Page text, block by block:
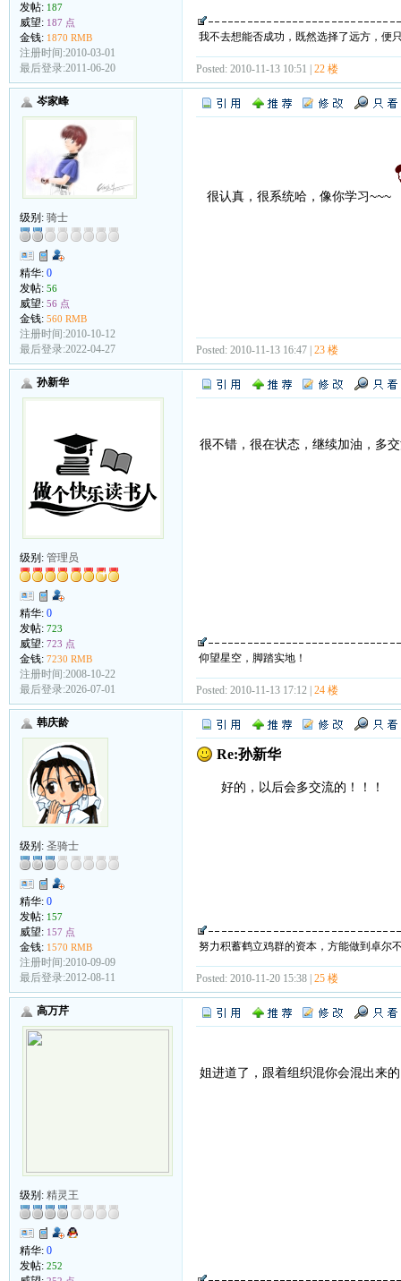
发帖: 187
威望: 187 点
金钱: 1870 RMB
注册时间:2010-03-01
最后登录:2011-06-20
我不去想能否成功，既然选择了远方，便
Posted: 2010-11-13 10:51 | 22 楼
岑家峰
级别: 骑士
精华: 0
发帖: 56
威望: 56 点
金钱: 560 RMB
注册时间:2010-10-12
最后登录:2022-04-27
很认真，很系统哈，像你学习~~~
Posted: 2010-11-13 16:47 | 23 楼
孙新华
级别: 管理员
精华: 0
发帖: 723
威望: 723 点
金钱: 7230 RMB
注册时间:2008-10-22
最后登录:2026-07-01
很不错，很在状态，继续加油，多
仰望星空，脚踏实地！
Posted: 2010-11-13 17:12 | 24 楼
韩庆龄
级别: 圣骑士
精华: 0
发帖: 157
威望: 157 点
金钱: 1570 RMB
注册时间:2010-09-09
最后登录:2012-08-11
Re:孙新华
好的，以后会多交流的！！！
努力积蓄鹤立鸡群的资本，方能做到卓尔
Posted: 2010-11-20 15:38 | 25 楼
高万芹
级别: 精灵王
精华: 0
发帖: 252
姐进道了，跟着组织混你会混出来